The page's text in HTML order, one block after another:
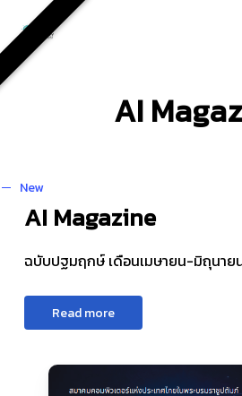
main
content
AI
New
AI Magazine
ฉบับปฐมฤกษ์ เดือนเมษายน-มิถุนาย
Read more